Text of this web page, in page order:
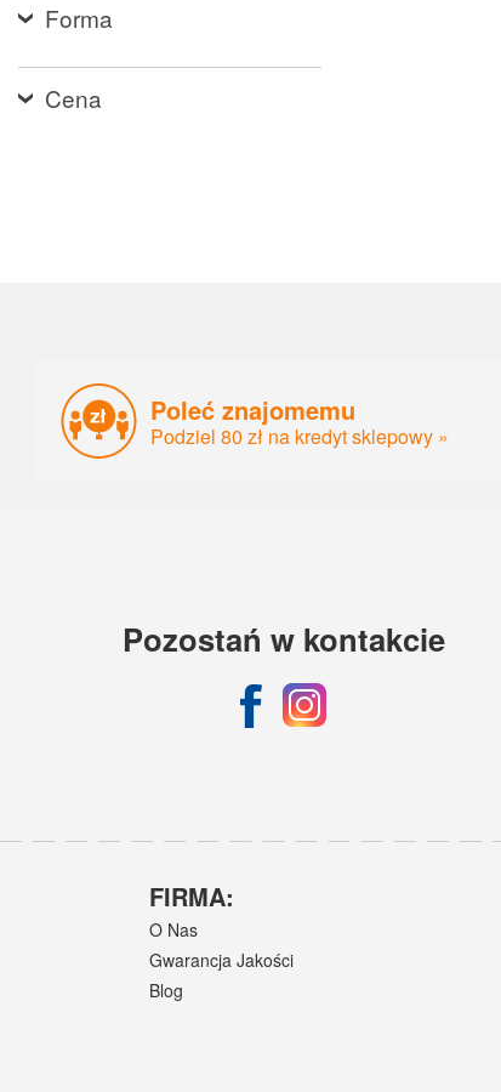
Forma
Cena
Poleć znajomemu
Podziel 80 zł na kredyt sklepowy »
Pozostań w kontakcie
FIRMA:
O Nas
Gwarancja Jakości
Blog